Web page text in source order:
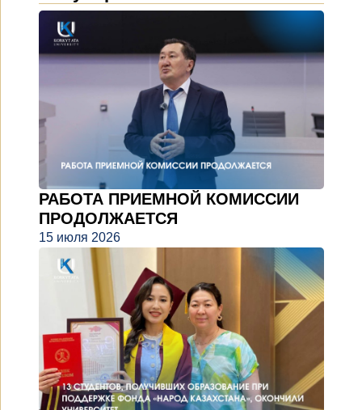
РАБОТА ПРИЕМНОЙ КОМИССИИ
ПРОДОЛЖАЕТСЯ
15 июля 2026